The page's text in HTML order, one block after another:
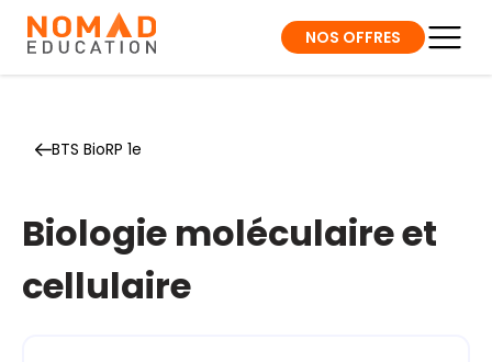
NOS OFFRES
BTS BioRP 1e
Biologie moléculaire et
cellulaire